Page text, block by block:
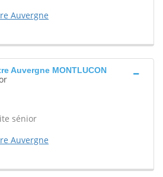
Auvergne
Auvergne MONTLUCON
sénior
Auvergne